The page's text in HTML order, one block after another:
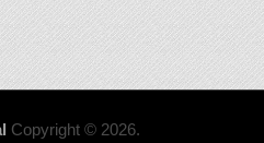
Copyright © 2026.